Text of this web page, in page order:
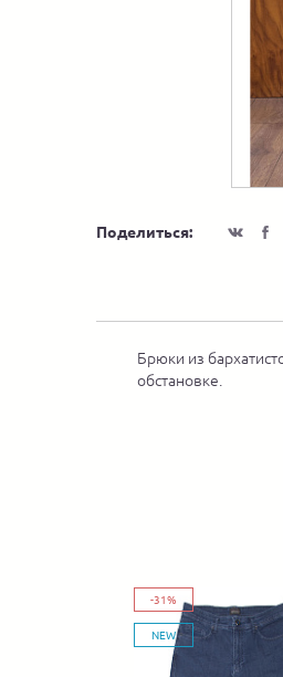
Поделиться:
Брюки из
обстановке.
-31%
NEW